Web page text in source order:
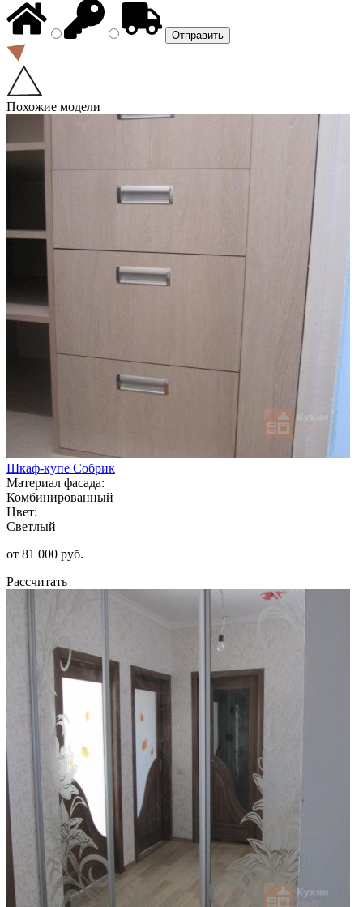
Похожие модели
Шкаф-купе Собрик
Материал фасада:
Комбинированный
Цвет:
Светлый
от 81 000 руб.
Рассчитать